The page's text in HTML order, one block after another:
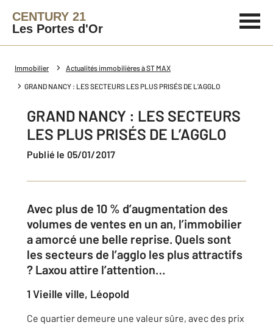
CENTURY 21
Les Portes d'Or
Immobilier Actualités immobilières à ST MAX
GRAND NANCY : LES SECTEURS LES PLUS PRISÉS DE L’AGGLO
GRAND NANCY : LES SECTEURS
LES PLUS PRISÉS DE L’AGGLO
Publié le 05/01/2017
Avec plus de 10 % d’augmentation des
volumes de ventes en un an, l’immobilier
a amorcé une belle reprise. Quels sont
les secteurs de l’agglo les plus attractifs
? Laxou attire l’attention…
1 Vieille ville, Léopold
Ce quartier demeure une valeur sûre, avec des prix